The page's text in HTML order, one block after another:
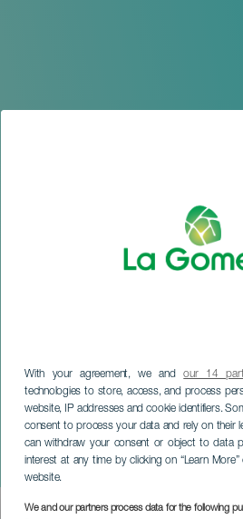
With your agreement, we andour 14
technologies to store, access, and process
website, IP addresses and cookie identifiers.
consent to process your data and rely on their
can withdraw your consent or object to data
interest at any time by clicking on “Learn
website.
We and our partners process data for the following
Circo di Francia
LA GOMERA
Imagen